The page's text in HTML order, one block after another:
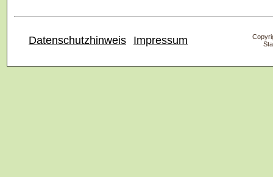
Datenschutzhinweis Impressum